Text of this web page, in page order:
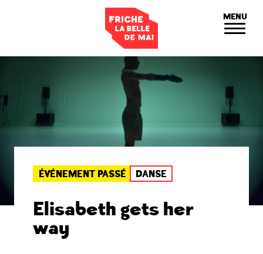
MENU
ÉVÉNEMENT PASSÉ DANSE
Elisabeth gets her
way
Panneau de gestion des cookies